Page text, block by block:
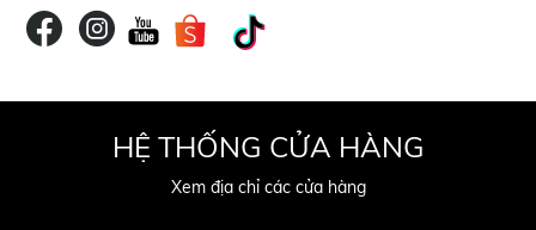
HỆ THỐNG CỬA HÀNG
Xem địa chỉ các cửa hàng